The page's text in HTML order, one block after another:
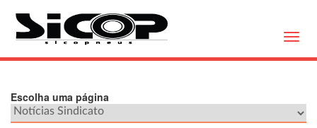
Escolha uma página